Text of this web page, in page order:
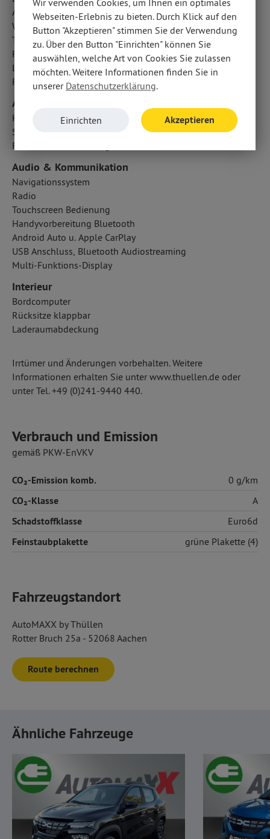
Außentemperatur Anzeige
Wegfahrsperre
Traktionskontrolle
Fahrlichtautomatik
LED-Tagfahrlicht
Reifendruckverlust-Warnung
Airbags
Kopfairbag vorn und hinten
Seitenairbag vorn
Fahrer- /Beifahrerairbag
Audio & Kommunikation
Navigationssystem
Radio
Touchscreen Bedienung
Handyvorbereitung Bluetooth
Android Auto u. Apple CarPlay
USB Anschluss, Bluetooth Audiostreaming
Multi-Funktions-Display
Interieur
Bordcomputer
Rücksitze klappbar
Laderaumabdeckung
Irrtümer und Änderungen vorbehalten. Weitere
Informationen erhalten Sie unter www.thuellen.de oder
unter Tel. +49 (0)241-9440 440.
Verbrauch und Emission
gemäß PKW-EnVKV
CO₂-Emission komb. 0 g/km
CO₂-Klasse A
Schadstoffklasse Euro6d
Feinstaubplakette grüne Plakette (4)
Fahrzeugstandort
AutoMAXX by Thüllen
Rotter Bruch 25a - 52068 Aachen
Route berechnen
Ähnliche Fahrzeuge
Wir verwenden Cookies, um Ihnen ein optimales
Webseiten-Erlebnis zu bieten. Durch Klick auf den
Button "Akzeptieren" stimmen Sie der Verwendung
zu. Über den Button "Einrichten" können Sie
auswählen, welche Art von Cookies Sie zulassen
möchten. Weitere Informationen finden Sie in
unserer Datenschutzerklärung.
Einrichten Akzeptieren